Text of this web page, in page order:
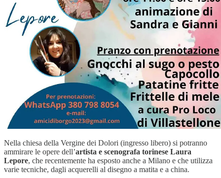
Nella chiesa della Vergine dei Dolori (ingresso libero) si potranno
ammirare le opere dell’artista e scenografa torinese Laura
Lepore, che recentemente ha esposto anche a Milano e che utilizza
varie tecniche, dagli acquerelli al disegno a matita e a china.